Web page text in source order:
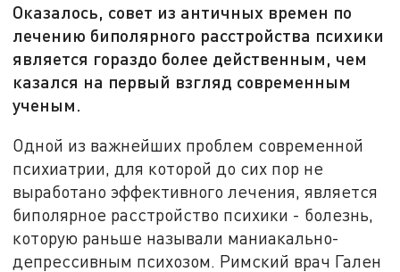
Оказалось, совет из античных времен по
лечению биполярного расстройства психики
является гораздо более действенным, чем
казался на первый взгляд современным
ученым.
Одной из важнейших проблем современной
психиатрии, для которой до сих пор не
выработано эффективного лечения, является
биполярное расстройство психики - болезнь,
которую раньше называли маниакально-
депрессивным психозом. Римский врач Гален